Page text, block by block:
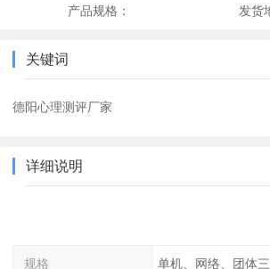
产品规格： 发货
关键词
德阳心理测评厂家
详细说明
规格 单机、网络、团体